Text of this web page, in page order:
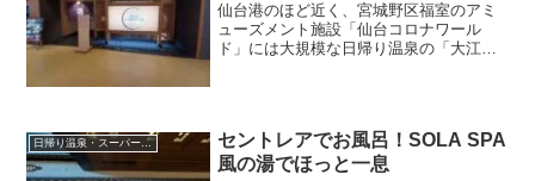
仙台港のほど近く、宮城野区福室のアミ
ューズメント施設「仙台コロナワール
ド」には大規模な日帰り温泉の「大江戸
日帰り温泉・スーパー銭湯
セントレアでお風呂！SOLA SPA
風の湯でほっと一息